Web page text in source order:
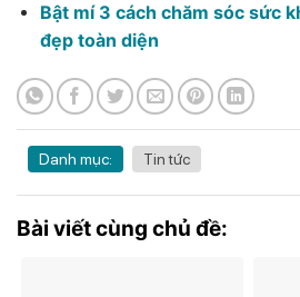
Bật mí 3 cách chăm sóc sức
đẹp toàn diện
Danh mục: Tin tức
Bài viết cùng chủ đề: